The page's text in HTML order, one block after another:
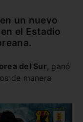
un nuevo
el Estadio
del Sur, ganó
de manera